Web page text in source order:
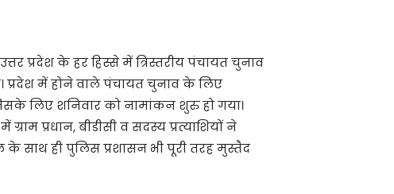
प्रदेश के हर हिस्से में त्रिस्तरीय पंचायत चुनाव
प्रदेश में होने वाले पंचायत चुनाव के लिए
लिए शनिवार को नामांकन शुरु हो गया।
प्रधान, बीडीसी व सदस्य प्रत्याशियों ने
के साथ ही पुलिस प्रशासन भी पूरी तरह मुस्तैद